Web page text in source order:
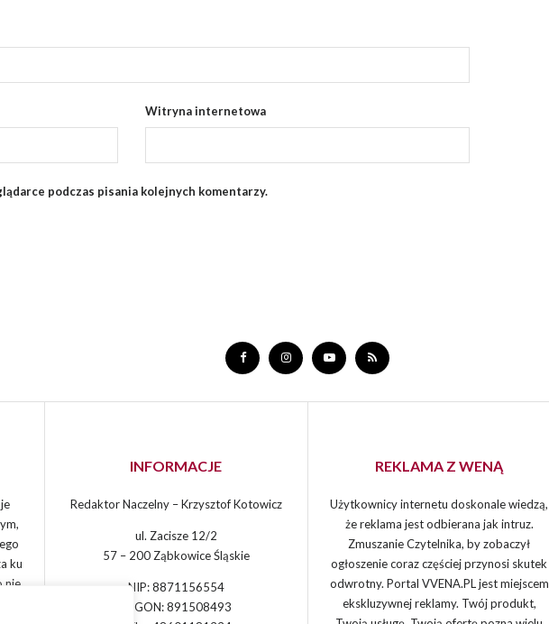
Witryna internetowa
podczas pisania kolejnych komentarzy.
ku
nie
INFORMACJE
Redaktor Naczelny – Krzysztof Kotowicz
ul. Zacisze 12/2
57 – 200 Ząbkowice Śląskie
NIP: 8871156554
REGON: 891508493
REKLAMA Z WENĄ
Użytkownicy internetu doskonale wiedzą,
że reklama jest odbierana jak intruz.
Zmuszanie Czytelnika, by zobaczył
ogłoszenie coraz częściej przynosi skutek
odwrotny. Portal VVENA.PL jest miejscem
ekskluzywnej reklamy. Twój produkt,